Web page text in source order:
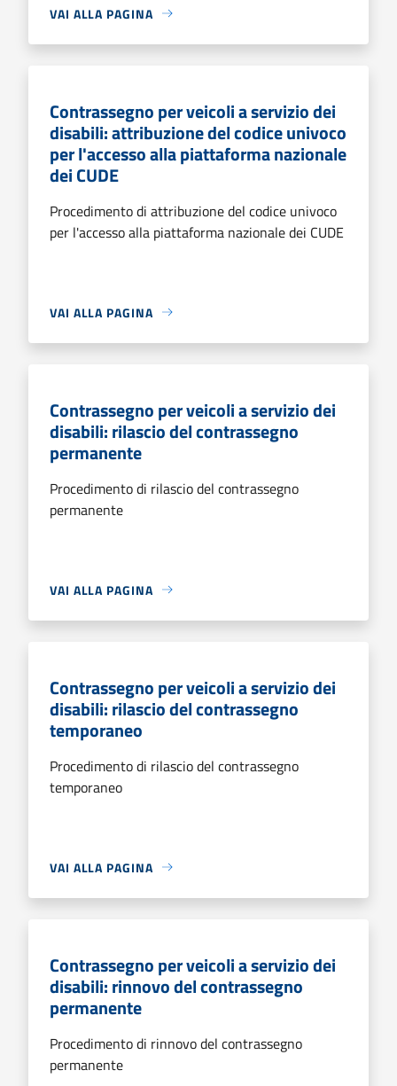
VAI ALLA PAGINA
Contrassegno per veicoli a servizio dei
disabili: attribuzione del codice univoco
per l'accesso alla piattaforma nazionale
dei CUDE
Procedimento di attribuzione del codice univoco
per l'accesso alla piattaforma nazionale dei CUDE
VAI ALLA PAGINA
Contrassegno per veicoli a servizio dei
disabili: rilascio del contrassegno
permanente
Procedimento di rilascio del contrassegno
permanente
VAI ALLA PAGINA
Contrassegno per veicoli a servizio dei
disabili: rilascio del contrassegno
temporaneo
Procedimento di rilascio del contrassegno
temporaneo
VAI ALLA PAGINA
Contrassegno per veicoli a servizio dei
disabili: rinnovo del contrassegno
permanente
Procedimento di rinnovo del contrassegno
permanente